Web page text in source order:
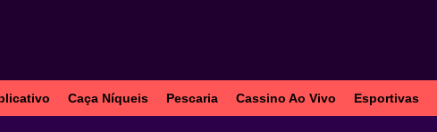
Caça Níqueis Pescaria Cassino Ao Vivo Esportivas